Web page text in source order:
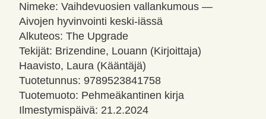
Nimeke: Vaihdevuosien vallankumous —
Aivojen hyvinvointi keski-iässä
Alkuteos: The Upgrade
Tekijät: Brizendine, Louann (Kirjoittaja)
Haavisto, Laura (Kääntäjä)
Tuotetunnus: 9789523841758
Tuotemuoto: Pehmeäkantinen kirja
Ilmestymispäivä: 21.2.2024